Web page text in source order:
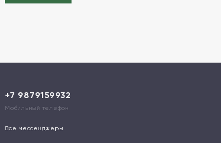
+7 9879159932
Мобильный телефон
Все мессенджеры